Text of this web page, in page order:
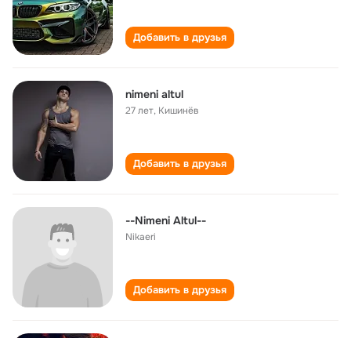
Добавить в друзья
nimeni altul
27 лет, Кишинёв
Добавить в друзья
--Nimeni Altul--
Nikaeri
Добавить в друзья